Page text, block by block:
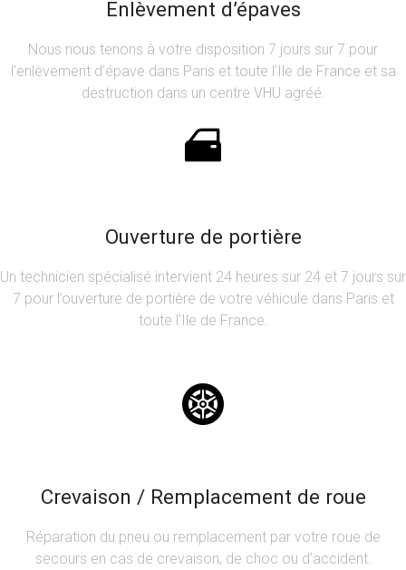
Enlèvement d’épaves
Nous nous tenons à votre disposition 7 jours sur 7 pour
l’enlèvement d’épave dans Paris et toute l’Ile de France et sa
destruction dans un centre VHU agréé.
Ouverture de portière
Un technicien spécialisé intervient 24 heures sur 24 et 7 jours sur
7 pour l’ouverture de portière de votre véhicule dans Paris et
toute l’Ile de France.
Crevaison / Remplacement de roue
Réparation du pneu ou remplacement par votre roue de
secours en cas de crevaison, de choc ou d’accident.